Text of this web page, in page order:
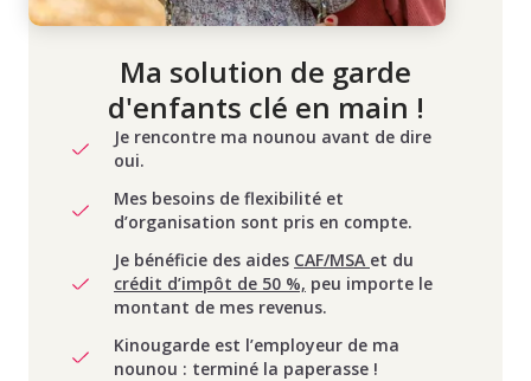
Ma solution de garde
d'enfants clé en main !
Je rencontre ma nounou avant de dire
oui.
Mes besoins de flexibilité et
d’organisation sont pris en compte.
Je bénéficie des aides CAF/MSA et du
crédit d’impôt de 50 %, peu importe le
montant de mes revenus.
Kinougarde est l’employeur de ma
nounou : terminé la paperasse !